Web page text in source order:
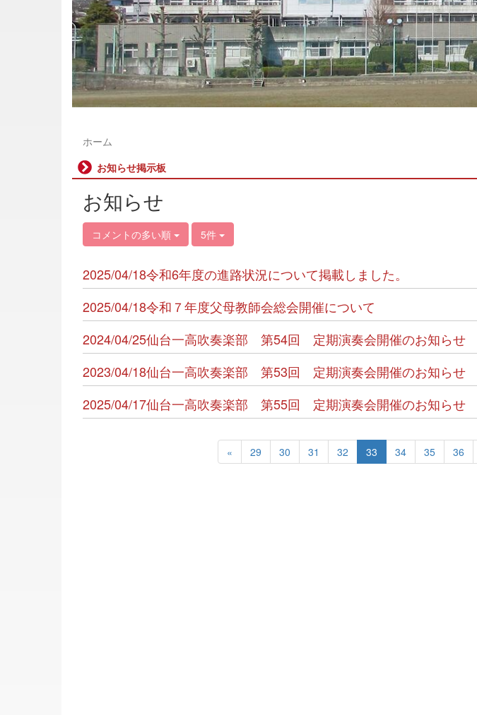
ホーム
お知らせ掲示板
お知らせ
コメントの多い順 5件
2025/04/18令和6年度の進路状況について掲載しました。
2025/04/18令和７年度父母教師会総会開催について
2024/04/25仙台一高吹奏楽部 第54回 定期演奏会開催のお知らせ
2023/04/18仙台一高吹奏楽部 第53回 定期演奏会開催のお知らせ
2025/04/17仙台一高吹奏楽部 第55回 定期演奏会開催のお知らせ
« 29 30 31 32 33 34 35 36